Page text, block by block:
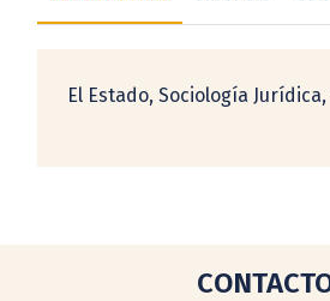
El Estado, Sociología